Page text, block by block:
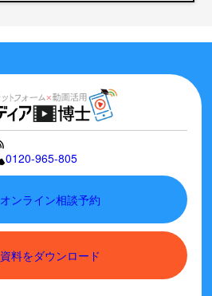
0120-965-805
オンライン相談予約
資料をダウンロード